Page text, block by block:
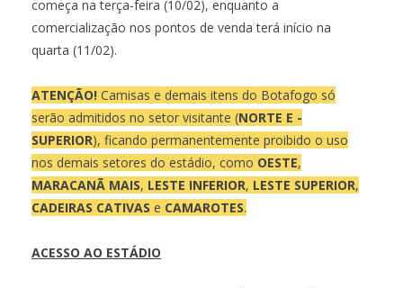
começa na terça-feira (10/02), enquanto a
comercialização nos pontos de venda terá início na
quarta (11/02).
ATENÇÃO! Camisas e demais itens do Botafogo só
serão admitidos no setor visitante (NORTE E -
SUPERIOR), ficando permanentemente proibido o uso
nos demais setores do estádio, como OESTE,
MARACANÃ MAIS, LESTE INFERIOR, LESTE SUPERIOR,
CADEIRAS CATIVAS e CAMAROTES.
ACESSO AO ESTÁDIO